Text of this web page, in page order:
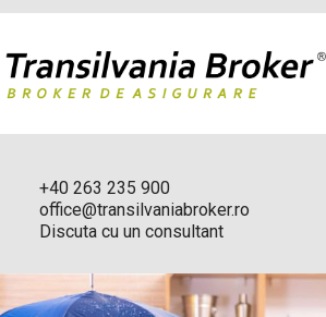
+40 263 235 900
office@transilvaniabroker.ro
Discuta cu un consultant